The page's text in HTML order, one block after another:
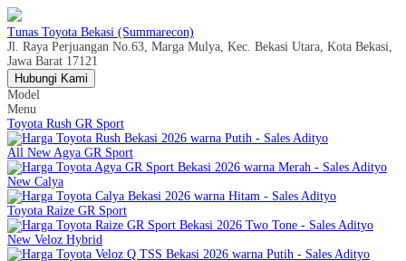
Tunas Toyota Bekasi (Summarecon)
Jl. Raya Perjuangan No.63, Marga Mulya, Kec. Bekasi Utara, Kota Bekasi,
Jawa Barat 17121
Hubungi Kami
Model
Menu
Toyota Rush GR Sport
All New Agya GR Sport
New Calya
Toyota Raize GR Sport
New Veloz Hybrid